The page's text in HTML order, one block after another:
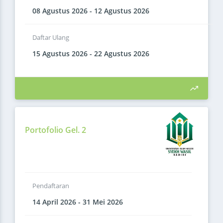
08 Agustus 2026 - 12 Agustus 2026
Daftar Ulang
15 Agustus 2026 - 22 Agustus 2026
Portofolio Gel. 2
Pendaftaran
14 April 2026 - 31 Mei 2026